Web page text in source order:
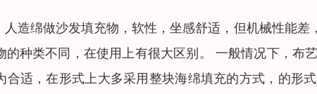
人造绵做沙发填充物，软性，坐感舒适，但机械性能
的种类不同，在使用上有很大区别。 一般情况下，布
合适，在形式上大多采用整块海绵填充的方式，的形